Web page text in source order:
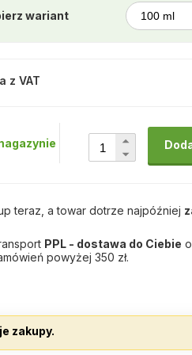
wariant
z VAT
teraz, a towar dotrze najpóźniej
PPL - dostawa do Ciebie
powyżej 350 zł.
zakupy.